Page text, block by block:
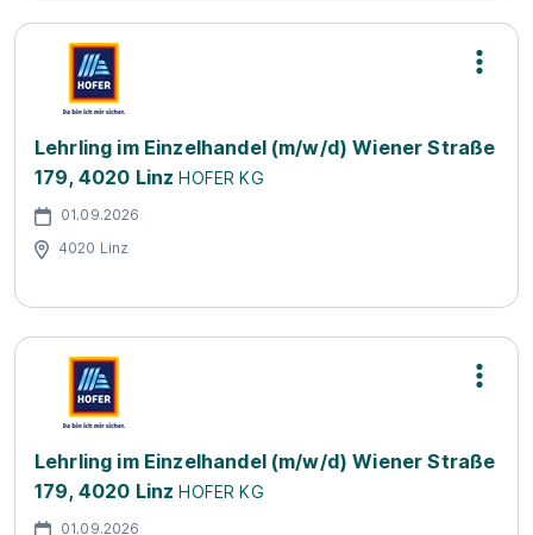
Lehrling im Einzelhandel (m/w/d) Wiener Straße
179, 4020 Linz HOFER KG
01.09.2026
4020 Linz
Lehrling im Einzelhandel (m/w/d) Wiener Straße
179, 4020 Linz HOFER KG
01.09.2026